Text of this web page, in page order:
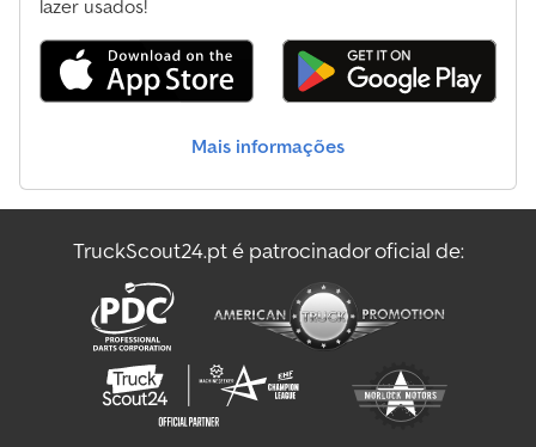
lazer usados!
Mais informações
TruckScout24.pt é patrocinador oficial de: